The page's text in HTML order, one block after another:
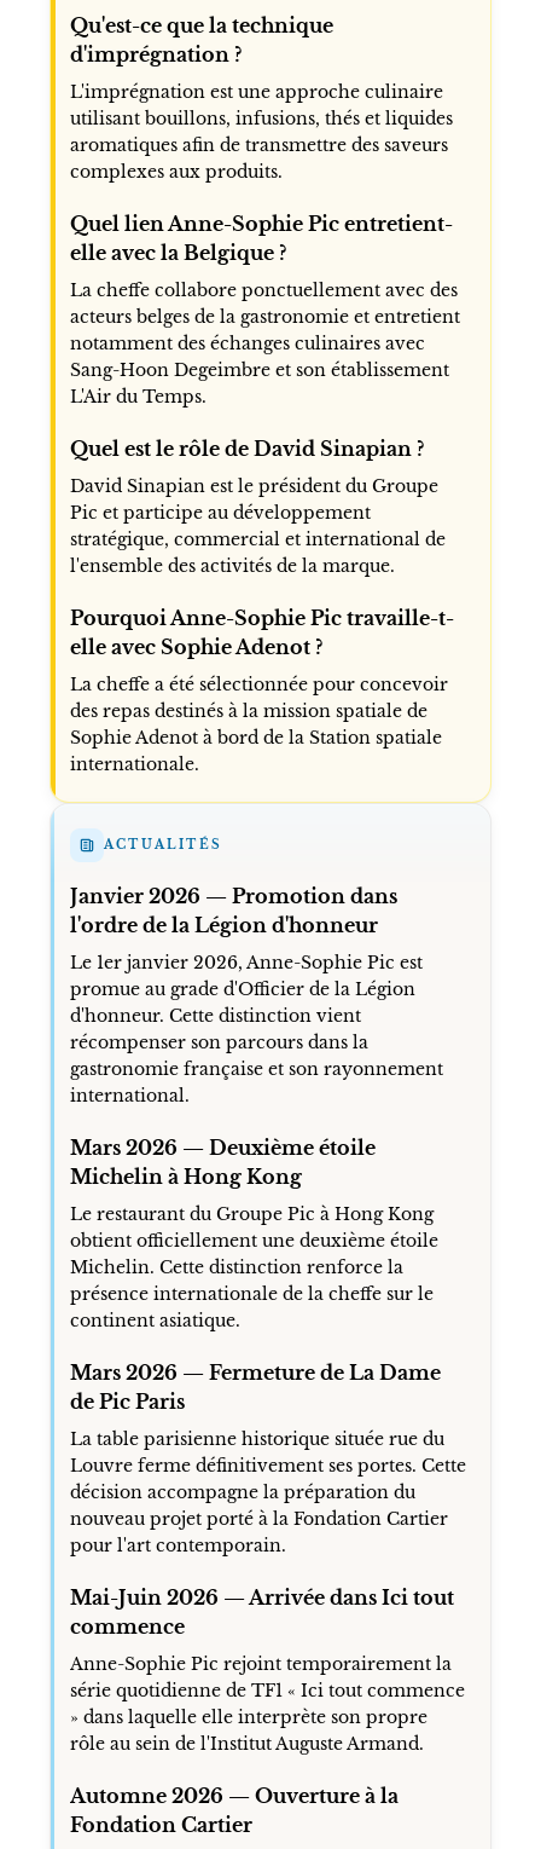
Qu'est-ce que la technique
d'imprégnation ?
L'imprégnation est une approche culinaire
utilisant bouillons, infusions, thés et liquides
aromatiques afin de transmettre des saveurs
complexes aux produits.
Quel lien Anne-Sophie Pic entretient-
elle avec la Belgique ?
La cheffe collabore ponctuellement avec des
acteurs belges de la gastronomie et entretient
notamment des échanges culinaires avec
Sang-Hoon Degeimbre et son établissement
L'Air du Temps.
Quel est le rôle de David Sinapian ?
David Sinapian est le président du Groupe
Pic et participe au développement
stratégique, commercial et international de
l'ensemble des activités de la marque.
Pourquoi Anne-Sophie Pic travaille-t-
elle avec Sophie Adenot ?
La cheffe a été sélectionnée pour concevoir
des repas destinés à la mission spatiale de
Sophie Adenot à bord de la Station spatiale
internationale.
ACTUALITÉS
Janvier 2026 — Promotion dans
l'ordre de la Légion d'honneur
Le 1er janvier 2026, Anne-Sophie Pic est
promue au grade d'Officier de la Légion
d'honneur. Cette distinction vient
récompenser son parcours dans la
gastronomie française et son rayonnement
international.
Mars 2026 — Deuxième étoile
Michelin à Hong Kong
Le restaurant du Groupe Pic à Hong Kong
obtient officiellement une deuxième étoile
Michelin. Cette distinction renforce la
présence internationale de la cheffe sur le
continent asiatique.
Mars 2026 — Fermeture de La Dame
de Pic Paris
La table parisienne historique située rue du
Louvre ferme définitivement ses portes. Cette
décision accompagne la préparation du
nouveau projet porté à la Fondation Cartier
pour l'art contemporain.
Mai-Juin 2026 — Arrivée dans Ici tout
commence
Anne-Sophie Pic rejoint temporairement la
série quotidienne de TF1 « Ici tout commence
» dans laquelle elle interprète son propre
rôle au sein de l'Institut Auguste Armand.
Automne 2026 — Ouverture à la
Fondation Cartier